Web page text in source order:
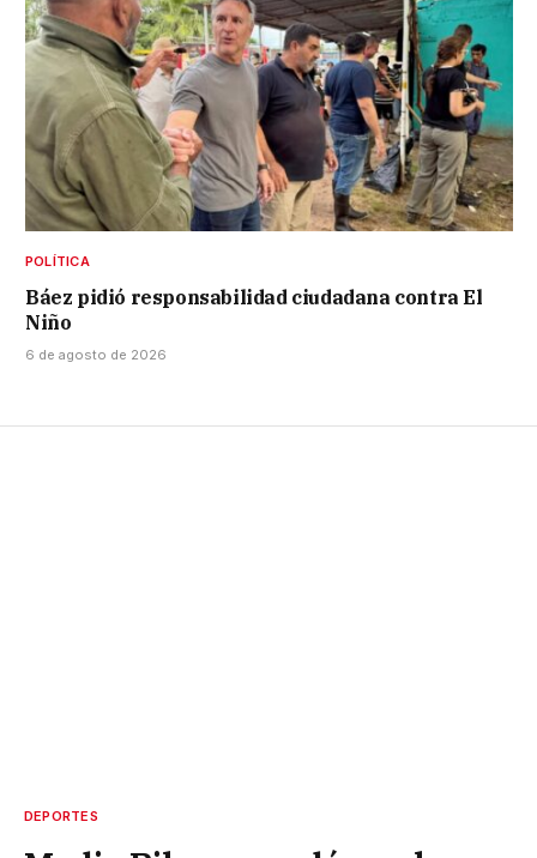
POLÍTICA
Báez pidió responsabilidad ciudadana contra El
Niño
6 de agosto de 2026
DEPORTES